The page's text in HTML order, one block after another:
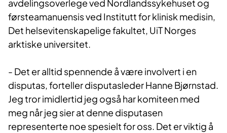
avdelingsoverlege ved Nordlandssykehuset og
førsteamanuensis ved Institutt for klinisk medisin,
Det helsevitenskapelige fakultet, UiT Norges
arktiske universitet.
- Det er alltid spennende å være involvert i en
disputas, forteller disputasleder Hanne Bjørnstad.
Jeg tror imidlertid jeg også har komiteen med
meg når jeg sier at denne disputasen
representerte noe spesielt for oss. Det er viktig å